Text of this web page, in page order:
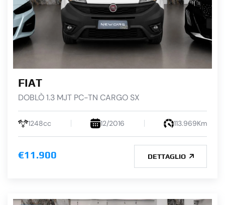
FIAT
DOBLÒ 1.3 MJT PC-TN CARGO SX
1248cc 12/2016 113.969Km
€11.900 DETTAGLIO